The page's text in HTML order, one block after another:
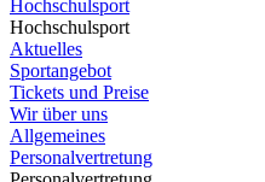
Hochschulsport
Hochschulsport
Aktuelles
Sportangebot
Tickets und Preise
Wir über uns
Allgemeines
Personalvertretung